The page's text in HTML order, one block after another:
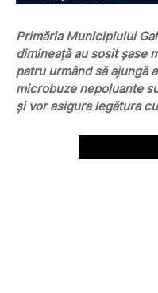
Primăria Municipiului
dimineață au sosit șase
patru urmând să ajungă
microbuze nepoluante
și vor asigura legătura